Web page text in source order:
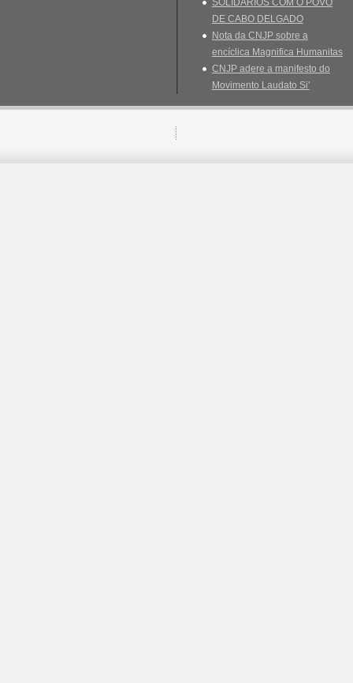
SOLIDÁRIOS COM O POVO
DE CABO DELGADO
Nota da CNJP sobre a
encíclica Magnifica Humanitas
CNJP adere a manifesto do
Movimento Laudato Si'